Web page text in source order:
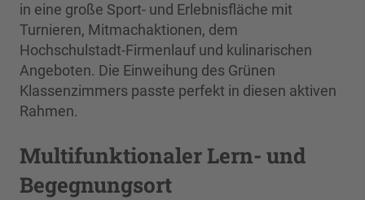
in eine große Sport- und Erlebnisfläche mit
Turnieren, Mitmachaktionen, dem
Hochschulstadt-Firmenlauf und kulinarischen
Angeboten. Die Einweihung des Grünen
Klassenzimmers passte perfekt in diesen aktiven
Rahmen.
Multifunktionaler Lern- und
Begegnungsort